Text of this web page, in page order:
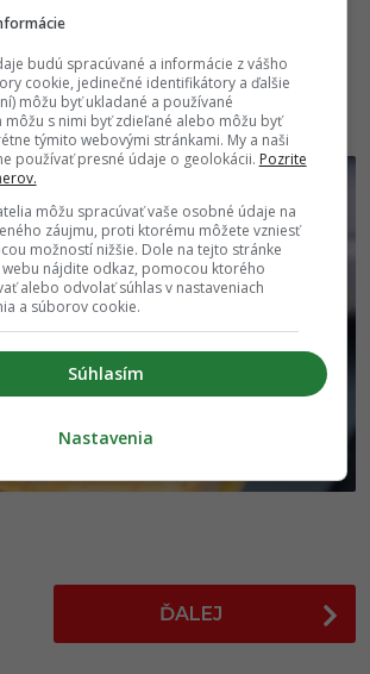
angličtine. V tejto angličtine sú
no v americkej verzii znamenajú to
Ak by sme chceli povedať v
čipsy, tak na to majú špeciálne
ĎALEJ
budú spracúvané a informácie z vášho
cookie, jedinečné identifikátory a ďalšie
môžu byť ukladané a používané
môžu s nimi byť zdieľané alebo môžu byť
týmito webovými stránkami. My a naši
používať presné údaje o geolokácii. Pozrite
môžu spracúvať vaše osobné údaje na
záujmu, proti ktorému môžete vzniesť
možností nižšie. Dole na tejto stránke
nájdite odkaz, pomocou ktorého
alebo odvolať súhlas v nastaveniach
a súborov cookie.
Súhlasím
Nastavenia